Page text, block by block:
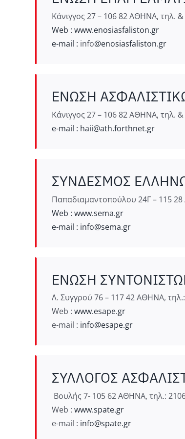
Κάνιγγος 27 – 106 82 ΑΘΗΝΑ, τηλ.
Web : www.enosiasfaliston.gr
e-mail : info@enosiasfaliston.gr
ΕΝΩΣΗ
Κάνιγγος 27 – 106 82 ΑΘΗΝΑ, τηλ.
e-mail : haii@ath.forthnet.gr
ΣΥΝΔΕΣΜΟΣ
Παπαδιαμαντοπούλου 24Γ – 115 28
Web : www.sema.gr
e-mail : info@sema.gr
ΕΝΩΣΗ
Λ. Συγγρού 76 – 117 42 ΑΘΗΝΑ,
Web : www.esape.gr
e-mail : info@esape.gr
ΣΥΛΛΟΓΟΣ
Βουλής 7- 105 62 ΑΘΗΝΑ, τηλ.:
Web : www.spate.gr
e-mail : info@spate.gr